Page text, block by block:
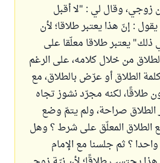
وقال لي : "لا أقبل
: إنّ هذا يعتبر طلاقا؛ لأن
ذلك" يعتبر طلاقا معلّقا على
من خلال كلامه، على الرغم
الطلاق أو عرّض بالطلاق، مع
طلاقًا، لكنه مجرّد نشوز تجاه
الطلاق صراحة، ولم يتمّ وضع
المعلّق على شرط ؟ وهل
؟ ثم جلسنا مع الإمام